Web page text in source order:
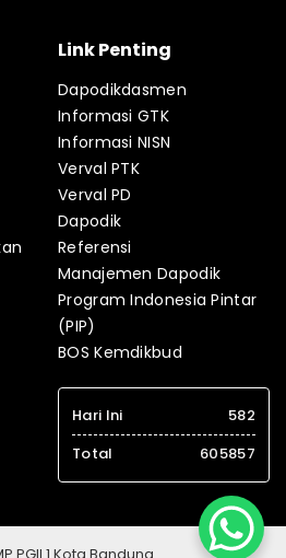
Link Penting
Dapodikdasmen
Informasi GTK
Informasi NISN
Verval PTK
Verval PD
Dapodik
Referensi
Manajemen Dapodik
Program Indonesia Pintar
(PIP)
BOS Kemdikbud
Hari Ini
582
Total
605857